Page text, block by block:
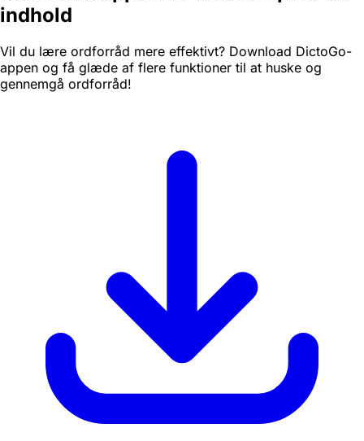
indhold
Vil du lære ordforråd mere effektivt? Download DictoGo-
appen og få glæde af flere funktioner til at huske og
gennemgå ordforråd!